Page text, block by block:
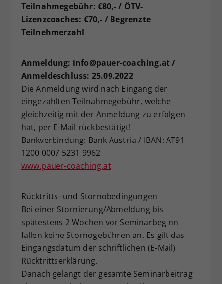
Teilnahmegebühr: €80,- / ÖTV-
Lizenzcoaches: €70,- / Begrenzte
Teilnehmerzahl
Anmeldung: info@pauer-coaching.at /
Anmeldeschluss: 25.09.2022
Die Anmeldung wird nach Eingang der
eingezahlten Teilnahmegebühr, welche
gleichzeitig mit der Anmeldung zu erfolgen
hat, per E-Mail rückbestätigt!
Bankverbindung: Bank Austria / IBAN: AT91
1200 0007 5231 9962
www.pauer-coaching.at
Rücktritts- und Stornobedingungen
Bei einer Stornierung/Abmeldung bis
spätestens 2 Wochen vor Seminarbeginn
fallen keine Stornogebühren an. Es gilt das
Eingangsdatum der schriftlichen (E-Mail)
Rücktrittserklärung.
Danach gelangt der gesamte Seminarbeitrag